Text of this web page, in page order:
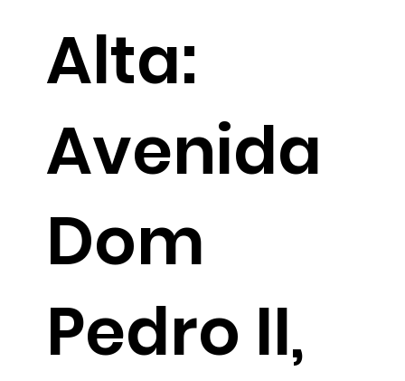
Alta:
Avenida
Dom
Pedro II,